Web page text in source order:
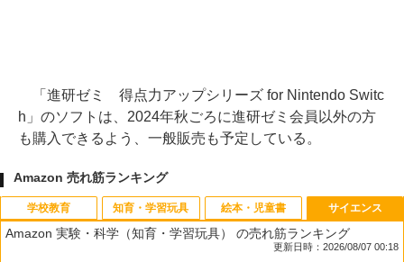
「進研ゼミ 得点力アップシリーズ for Nintendo Switc
h」のソフトは、2024年秋ごろに進研ゼミ会員以外の方
も購入できるよう、一般販売も予定している。
Amazon 売れ筋ランキング
学校教育 知育・学習玩具 絵本・児童書 サイエンス
Amazon 実験・科学（知育・学習玩具） の売れ筋ランキング
更新日時：2026/08/07 00:18